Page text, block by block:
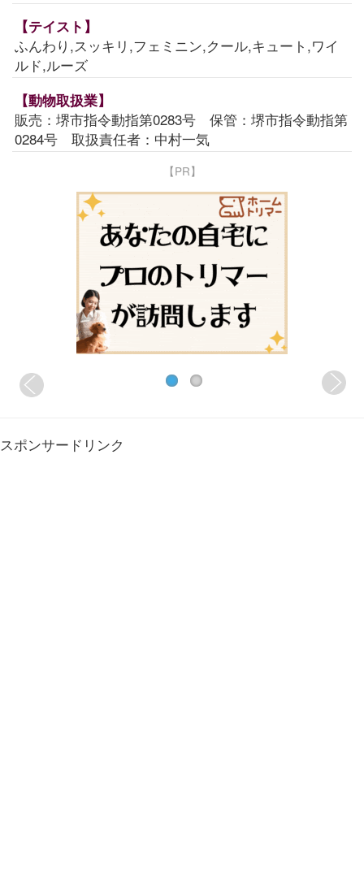
【テイスト】
ふんわり,スッキリ,フェミニン,クール,キュート,ワイ
ルド,ルーズ
【動物取扱業】
販売：堺市指令動指第0283号 保管：堺市指令動指第
0284号 取扱責任者：中村一気
【PR】
スポンサードリンク